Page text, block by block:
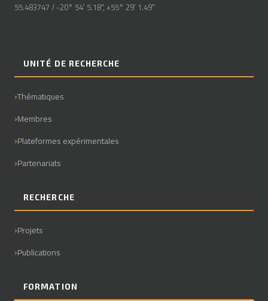
55.483747 / -20° 54' 5.18", +55° 29' 1.49"
UNITÉ DE RECHERCHE
Thématiques
Membres
Plateformes expérimentales
Partenariats
RECHERCHE
Projets
Publications
FORMATION